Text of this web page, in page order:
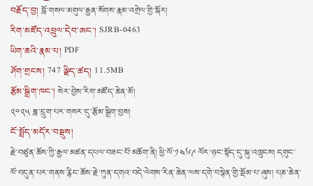
བརྗོད་བྱ། བློ་གསལ་མགུལ་རྒྱན་སོགས་རྣམ་འགྲེལ་གྱི་སྐོར།
རིག་མཛོད་འཕྲུལ་དེབ་ཨང་། SJRB-0463
ཡིག་ཆའི་རྣམ་པ། PDF
ཤོག་གྲངས། 747 ལྗིད་ཚད། 11.5MB
རྩོམ་སྒྲིག་ཁང་། སེར་བྱེས་རིག་མཛོད་ཆེན་མོ།
༢༠༢༥ ཟླ་དྲུག་པར་གསར་དུ་རྩོམ་སྒྲིག་བྱས།
ངོ་སྤྲོད་མདོར་བསྡུས།
རྗེ་བཙུན་ཆོས་ཀྱི་རྒྱལ་མཚན་དཔལ་བཟང་པོ་མཆོག་ནི། ཕྱི་ལོ་༡༤༦༩ ལོར་ཉང་སྟོད་དུ་སྐུ་འཁྲུངས། དགུང་
ལོ་བདུན་པར་གནས་རྙིང་ཆོས་རྗེ་ཀུན་དགའ་བདེ་ལེགས་རིན་ཆེན་ལས་དགེ་བསྙེན་གྱི་སྡོམ་པ་ཞུས། པཎ་ཆེན་